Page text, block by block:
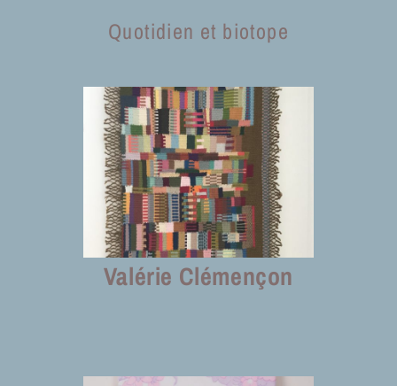
Quotidien et biotope
Valérie Clémençon